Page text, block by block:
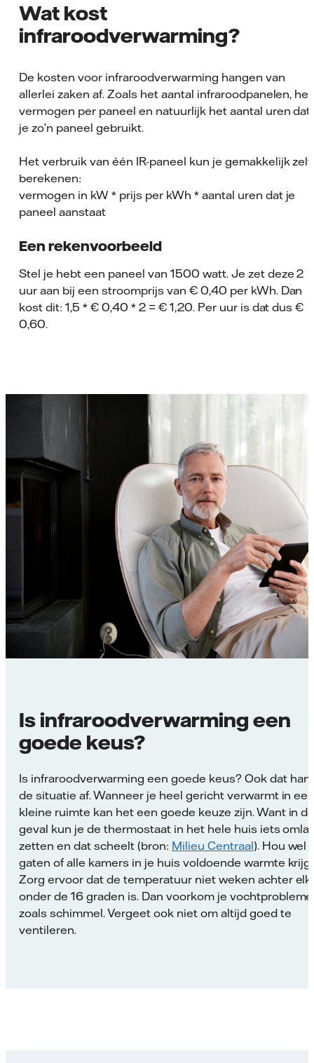
Wat kost
infraroodverwarming?
De kosten voor infraroodverwarming hangen van
allerlei zaken af. Zoals het aantal infraroodpanelen, het
vermogen per paneel en natuurlijk het aantal uren dat
je zo’n paneel gebruikt.
Het verbruik van één IR-paneel kun je gemakkelijk zelf
berekenen:
vermogen in kW * prijs per kWh * aantal uren dat je
paneel aanstaat
Een rekenvoorbeeld
Stel je hebt een paneel van 1500 watt. Je zet deze 2
uur aan bij een stroomprijs van € 0,40 per kWh. Dan
kost dit: 1,5 * € 0,40 * 2 = € 1,20. Per uur is dat dus €
0,60.
Is infraroodverwarming een
goede keus?
Is infraroodverwarming een goede keus? Ook dat
de situatie af. Wanneer je heel gericht verwarmt in
kleine ruimte kan het een goede keuze zijn. Want in
geval kun je de thermostaat in het hele huis iets
zetten en dat scheelt (bron: Milieu Centraal). Hou wel
gaten of alle kamers in je huis voldoende warmte
Zorg ervoor dat de temperatuur niet weken achter
onder de 16 graden is. Dan voorkom je
zoals schimmel. Vergeet ook niet om altijd goed te
ventileren.